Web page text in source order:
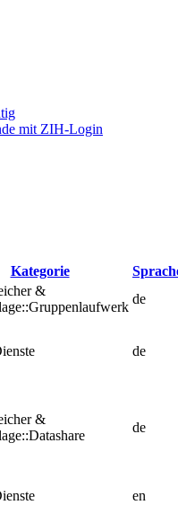
mit ZIH-Login
Kategorie
&
de
de
&
de
en